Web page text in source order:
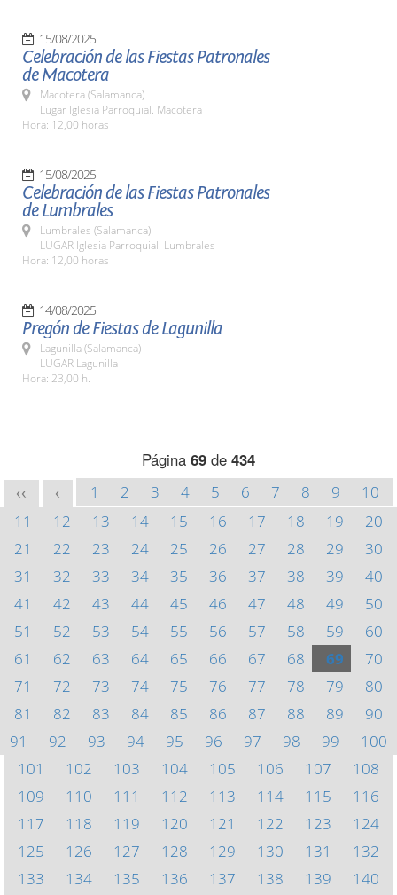
15/08/2025
Celebración de las Fiestas Patronales
de Macotera
Macotera (Salamanca)
Lugar Iglesia Parroquial. Macotera
Hora: 12,00 horas
15/08/2025
Celebración de las Fiestas Patronales
de Lumbrales
Lumbrales (Salamanca)
LUGAR Iglesia Parroquial. Lumbrales
Hora: 12,00 horas
14/08/2025
Pregón de Fiestas de Lagunilla
Lagunilla (Salamanca)
LUGAR Lagunilla
Hora: 23,00 h.
Página 69 de 434
<< < 1 2 3 4 5 6 7 8 9
10
11
12 13 14 15 16 17 18 19
20
21
22 23 24 25 26 27 28 29
30
31
32 33 34 35 36 37 38 39
40
41
42 43 44 45 46 47 48 49
50
51
52 53 54 55 56 57 58 59
60
61
62 63 64 65 66 67 68 69
70
71
72 73 74 75 76 77 78 79
80
81
82 83 84 85 86 87 88 89
90
91
92 93 94 95 96 97 98 99
100
101
102 103 104 105 106 107
108
109
110 111 112 113 114 115
116
117
118 119 120 121 122 123
124
125
126 127 128 129 130 131
132
133
134 135 136 137 138 139
140